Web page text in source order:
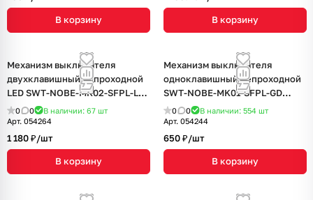
В корзину В корзину
Механизм выключателя
двухклавишный непроходной
LED SWT-NOBE-MK02-SFPL-L-
BK (230V, 10A) (Arlight, Черный
оникс)
0 0 В наличии: 67 шт
Арт. 054264
1 180 ₽/шт
В корзину
Механизм выключателя
одноклавишный непроходной
SWT-NOBE-MK01-SFPL-GD
(230V, 10A) (Arlight, Золотой
песок)
0 0 В наличии: 554 шт
Арт. 054244
650 ₽/шт
В корзину